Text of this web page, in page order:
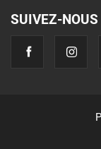
SUIVEZ-NOUS